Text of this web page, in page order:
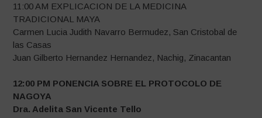
11:00 AM EXPLICACION DE LA MEDICINA
TRADICIONAL MAYA
Carmen Lucia Judith Navarro Bermudez, San Cristobal de
las Casas
Juan Gilberto Hernandez Hernandez, Nachig, Zinacantan
12:00 PM PONENCIA SOBRE EL PROTOCOLO DE
NAGOYA
Dra. Adelita San Vicente Tello